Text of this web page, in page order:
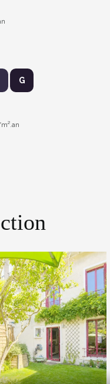
G